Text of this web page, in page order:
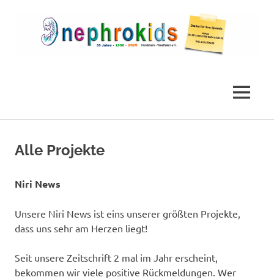
MENÜ
Alle Projekte
Niri News
Unsere Niri News ist eins unserer größten Projekte,
dass uns sehr am Herzen liegt!
Seit unsere Zeitschrift 2 mal im Jahr erscheint,
bekommen wir viele positive Rückmeldungen. Wer